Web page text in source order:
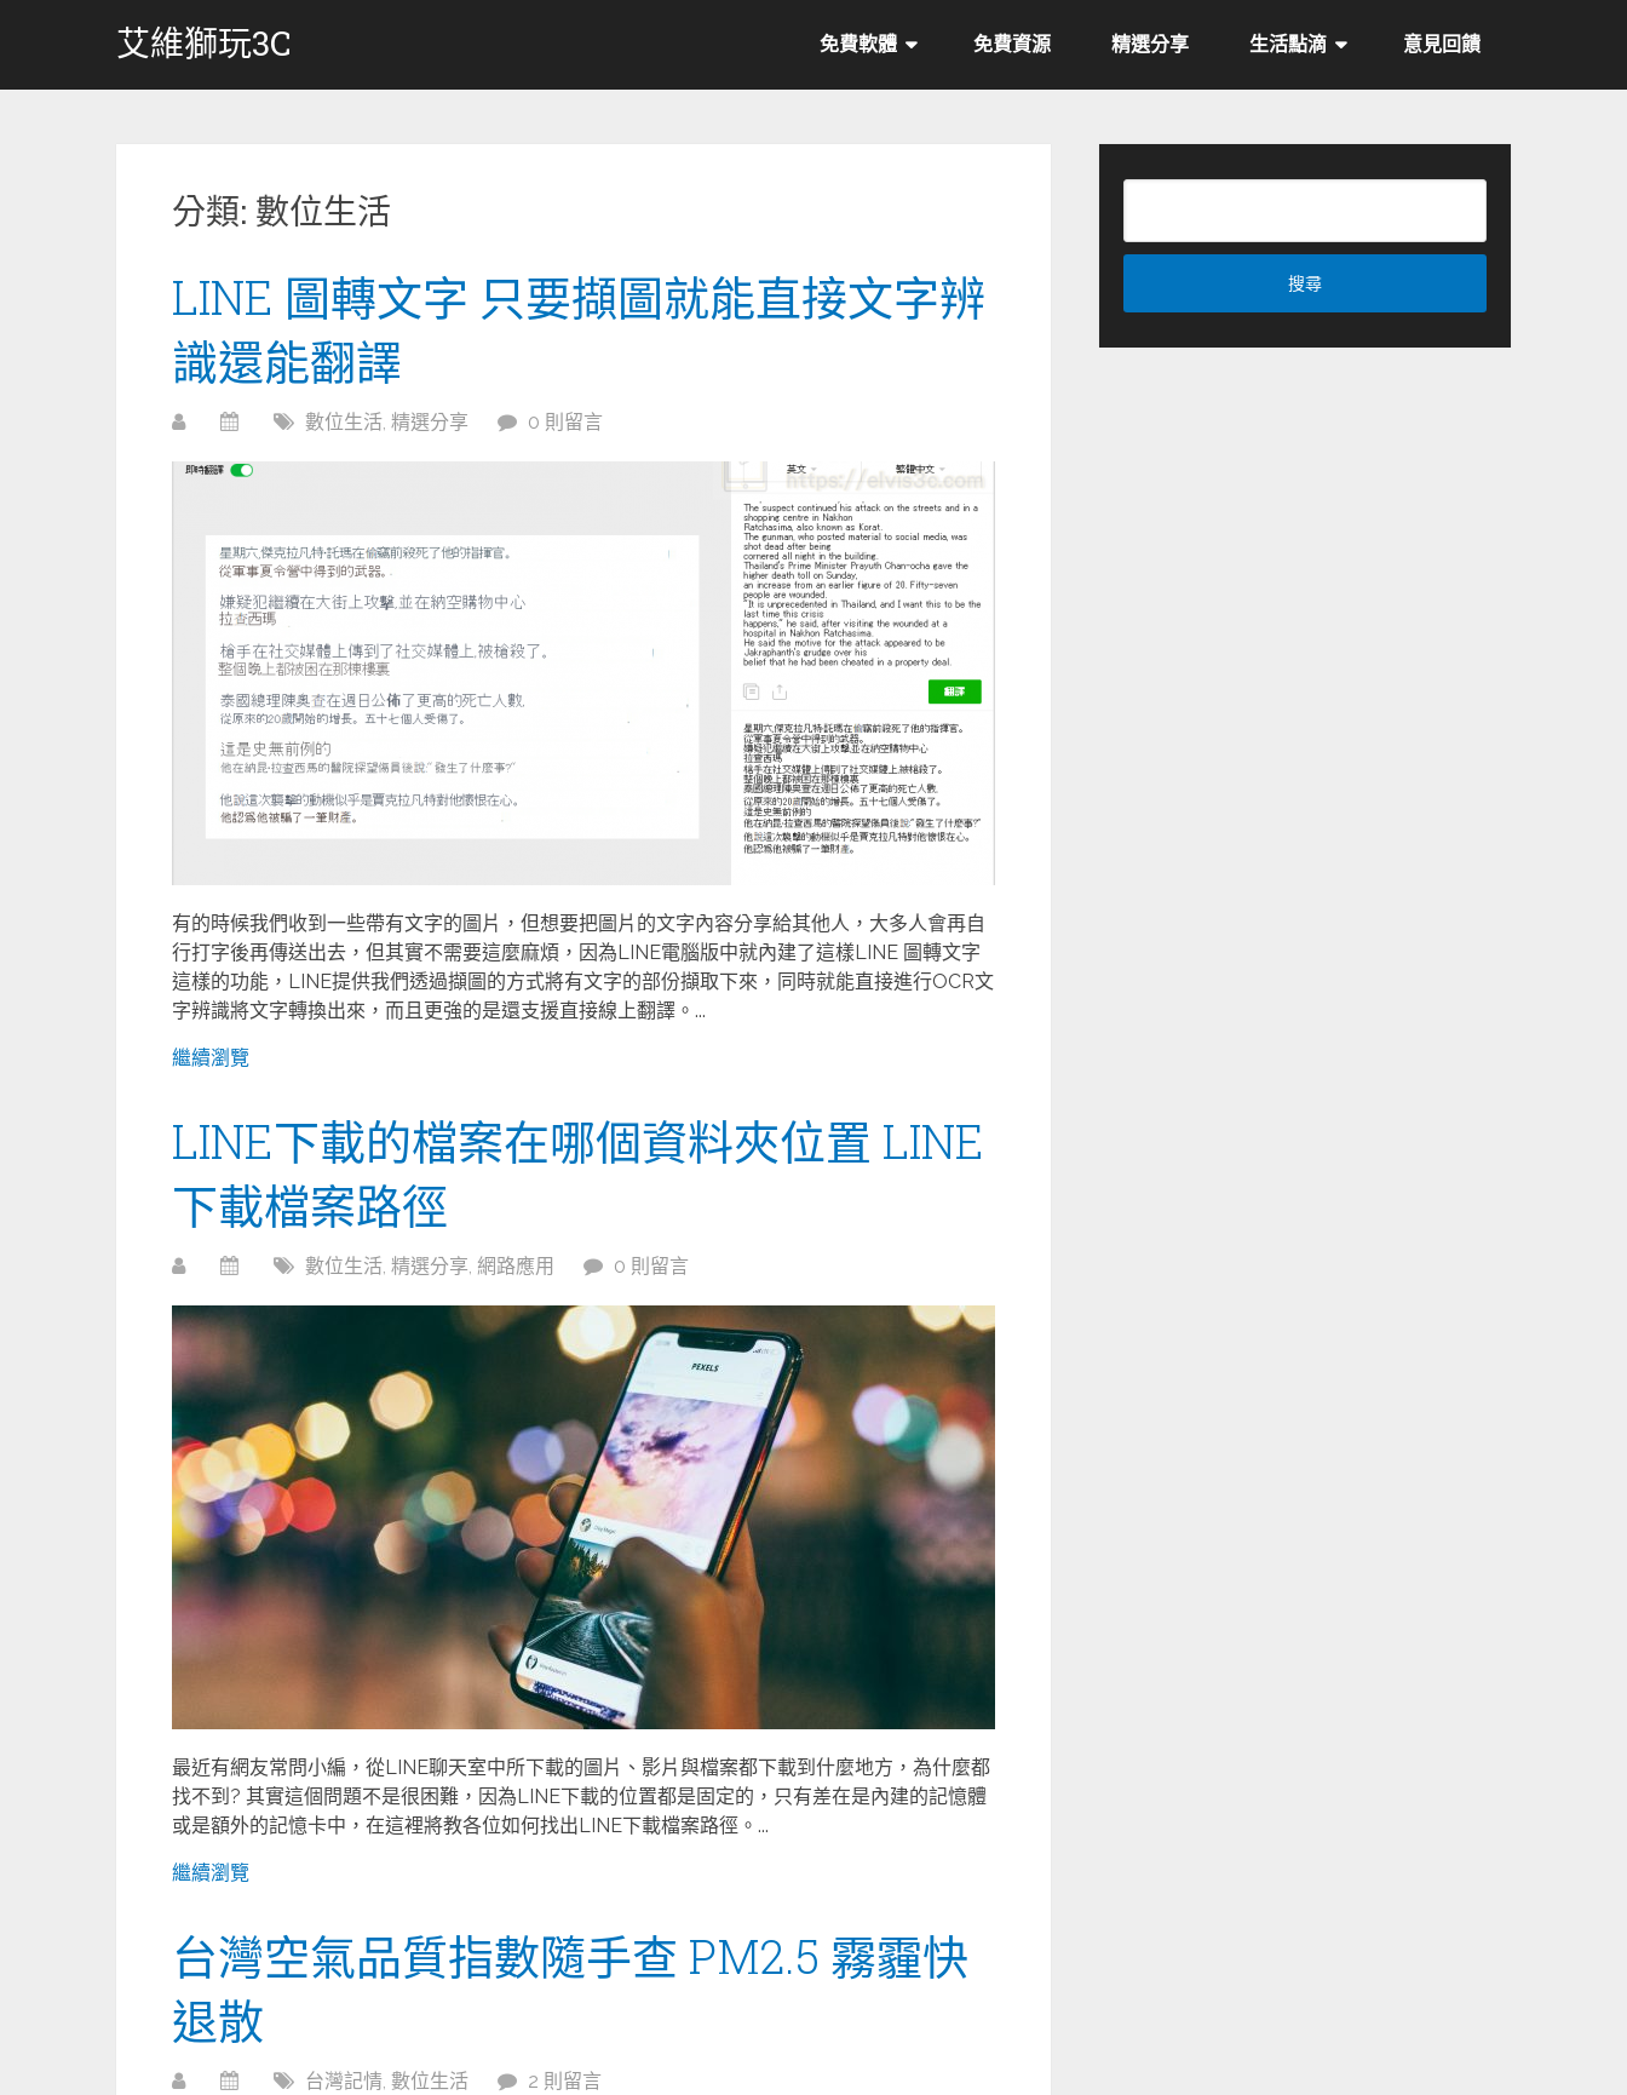
艾維獅玩3C 免費軟體 免費資源 精選分享 生活點滴 意見回饋
分類: 數位生活
LINE 圖轉文字 只要擷圖就能直接文字辨
識還能翻譯
數位生活, 精選分享 0 則留言
有的時候我們收到一些帶有文字的圖片，但想要把圖片的文字內容分享給其他人，大多人會再自
行打字後再傳送出去，但其實不需要這麼麻煩，因為LINE電腦版中就內建了這樣LINE 圖轉文字
這樣的功能，LINE提供我們透過擷圖的方式將有文字的部份擷取下來，同時就能直接進行OCR文
字辨識將文字轉換出來，而且更強的是還支援直接線上翻譯。...
繼續瀏覽
LINE下載的檔案在哪個資料夾位置 LINE
下載檔案路徑
數位生活, 精選分享, 網路應用 0 則留言
最近有網友常問小編，從LINE聊天室中所下載的圖片、影片與檔案都下載到什麼地方，為什麼都
找不到? 其實這個問題不是很困難，因為LINE下載的位置都是固定的，只有差在是內建的記憶體
或是額外的記憶卡中，在這裡將教各位如何找出LINE下載檔案路徑。...
繼續瀏覽
台灣空氣品質指數隨手查 PM2.5 霧霾快
退散
台灣記情, 數位生活 2 則留言